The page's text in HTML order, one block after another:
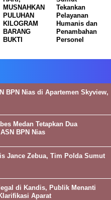
MUSNAHKAN
PULUHAN
KILOGRAM
BARANG
BUKTI
Tekankan
Pelayanan
Humanis dan
Penambahan
Personel
BPN Nias di Apartemen Skyview,
Medan Tetapkan Dua
BPN Nias
Jance Zebua, Tim Polda Sumut
di Kandis, Publik Menanti
Aparat